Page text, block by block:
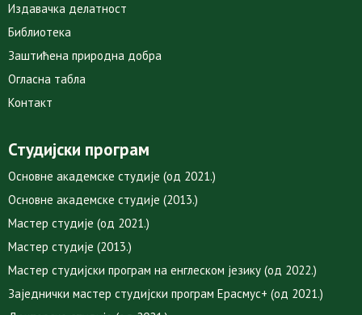
Издавачка делатност
Библиотека
Заштићена природна добра
Огласна табла
Контакт
Студијски програм
Основне академске студије (од 2021.)
Основне академске студије (2013.)
Мастер студије (од 2021.)
Мастер студије (2013.)
Мастер студијски програм на енглеском језику (од 2022.)
Заједнички мастер студијски програм Ерасмус+ (од 2021.)